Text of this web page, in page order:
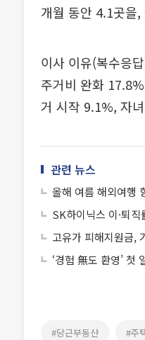
개월 동안 4.1곳을
이사 이유(복수응
주거비 완화
거 시작 9.1%, 자
관련 뉴스
올해 여름 해외여행
SK하이닉스 이·퇴
고유가 피해지원금,
‘경험 無도 환영’ 첫
#당근부동산 #주